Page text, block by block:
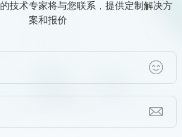
技术专家将与您联系，提供定制解决方
案和报价